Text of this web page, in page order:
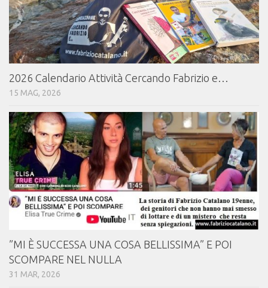
2026 Calendario Attività Cercando Fabrizio e…
15 MAG, 2026
⁠⁠”MI È SUCCESSA UNA COSA BELLISSIMA” E POI
SCOMPARE NEL NULLA
31 MAR, 2026